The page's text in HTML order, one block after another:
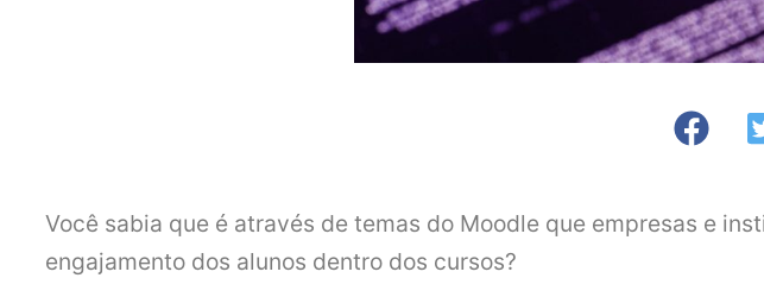
Você sabia que é através de temas do Moodle que empresas e
engajamento dos alunos dentro dos cursos?